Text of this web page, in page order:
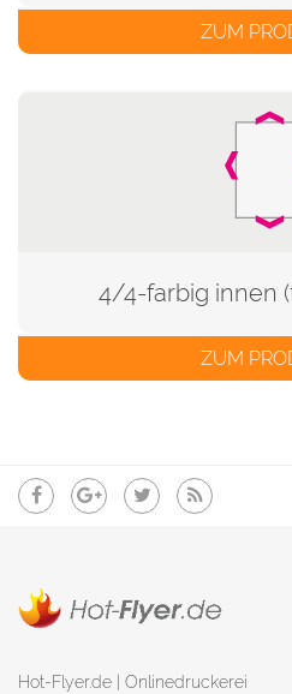
ZUM
4/4-farbig innen
ZUM
Hot-Flyer.de | Onlinedruckerei